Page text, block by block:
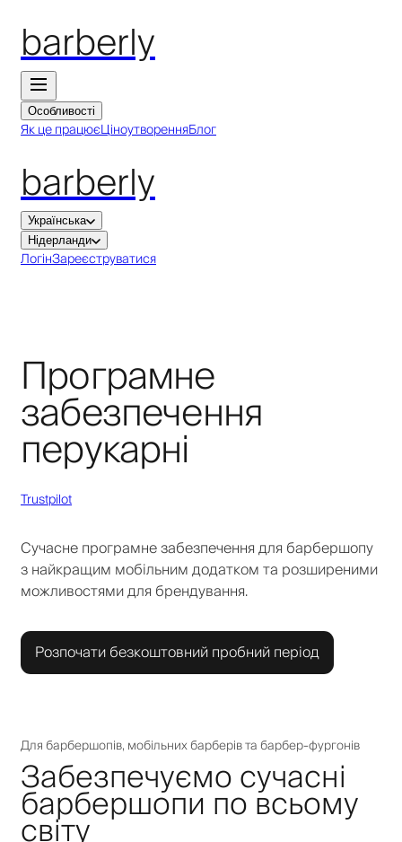
barberly
Особливості
Як це працюєЦіноутворенняБлог
barberly
Українська
Нідерланди
ЛогінЗареєструватися
Програмне
забезпечення
перукарні
Trustpilot
Сучасне програмне забезпечення для барбершопу
з найкращим мобільним додатком та розширеними
можливостями для брендування.
Розпочати безкоштовний пробний період
Для барбершопів, мобільних барберів та барбер-фургонів
Забезпечуємо сучасні
барбершопи по всьому